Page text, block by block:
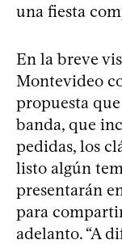
una fiesta
En la breve
Montevideo
propuesta
banda, que
pedidas, los
listo algún
presentarán
para
adelanto. “A